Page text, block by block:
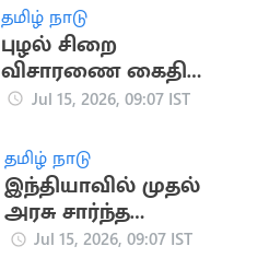
தமிழ் நாடு
புழல் சிறை
விசாரணை கைதி
மாரடைப்பால் திடீர்
Jul 15, 2026, 09:07 IST
தமிழ் நாடு
இந்தியாவில் முதல்
அரசு சார்ந்த
செயற்கை
Jul 15, 2026, 09:07 IST